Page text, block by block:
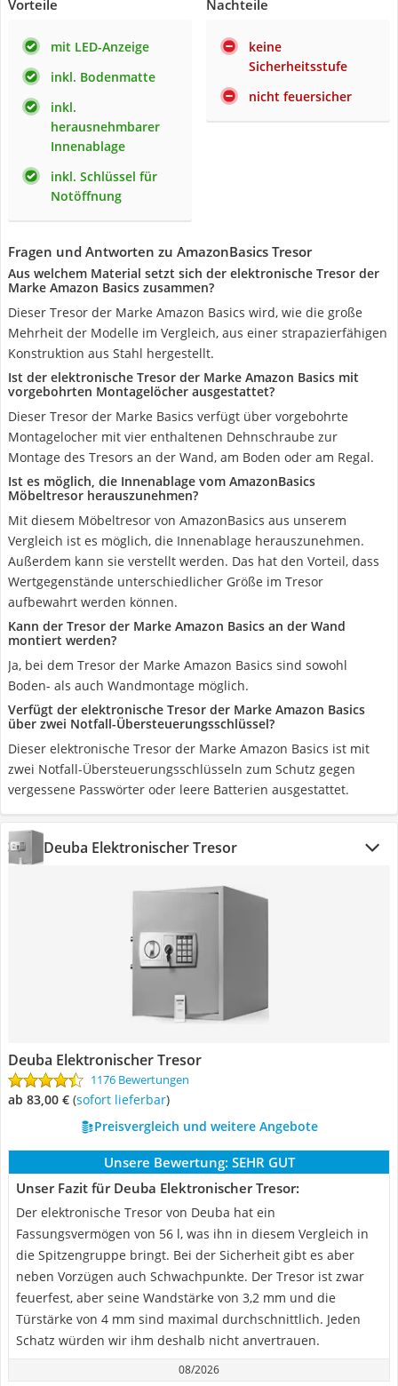
Vorteile
mit LED-Anzeige
inkl. Bodenmatte
inkl.
herausnehmbarer
Innenablage
inkl. Schlüssel für
Notöffnung
Nachteile
keine
Sicherheitsstufe
nicht feuersicher
Fragen und Antworten zu AmazonBasics Tresor
Aus welchem Material setzt sich der elektronische Tresor der
Marke Amazon Basics zusammen?
Dieser Tresor der Marke Amazon Basics wird, wie die große
Mehrheit der Modelle im Vergleich, aus einer strapazierfähigen
Konstruktion aus Stahl hergestellt.
Ist der elektronische Tresor der Marke Amazon Basics mit
vorgebohrten Montagelöcher ausgestattet?
Dieser Tresor der Marke Basics verfügt über vorgebohrte
Montagelocher mit vier enthaltenen Dehnschraube zur
Montage des Tresors an der Wand, am Boden oder am Regal.
Ist es möglich, die Innenablage vom AmazonBasics
Möbeltresor herauszunehmen?
Mit diesem Möbeltresor von AmazonBasics aus unserem
Vergleich ist es möglich, die Innenablage herauszunehmen.
Außerdem kann sie verstellt werden. Das hat den Vorteil, dass
Wertgegenstände unterschiedlicher Größe im Tresor
aufbewahrt werden können.
Kann der Tresor der Marke Amazon Basics an der Wand
montiert werden?
Ja, bei dem Tresor der Marke Amazon Basics sind sowohl
Boden- als auch Wandmontage möglich.
Verfügt der elektronische Tresor der Marke Amazon Basics
über zwei Notfall-Übersteuerungsschlüssel?
Dieser elektronische Tresor der Marke Amazon Basics ist mit
zwei Notfall-Übersteuerungsschlüsseln zum Schutz gegen
vergessene Passwörter oder leere Batterien ausgestattet.
Deuba Elektronischer Tresor
Deuba Elektronischer Tresor
1176 Bewertungen
ab 83,00 € ( Sofort lieferbar)
Preisvergleich und weitere Angebote
Unsere Bewertung: SEHR GUT
Unser Fazit für Deuba Elektronischer Tresor:
Der elektronische Tresor von Deuba hat ein
Fassungsvermögen von 56 l, was ihn in diesem Vergleich in
die Spitzengruppe bringt. Bei der Sicherheit gibt es aber
neben Vorzügen auch Schwachpunkte. Der Tresor ist zwar
feuerfest, aber seine Wandstärke von 3,2 mm und die
Türstärke von 4 mm sind maximal durchschnittlich. Jeden
Schatz würden wir ihm deshalb nicht anvertrauen.
08/2026